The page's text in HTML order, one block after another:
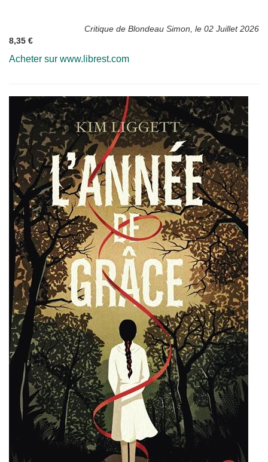
Critique de Blondeau Simon, le 02 Juillet 2026
8,35 €
Acheter sur www.librest.com